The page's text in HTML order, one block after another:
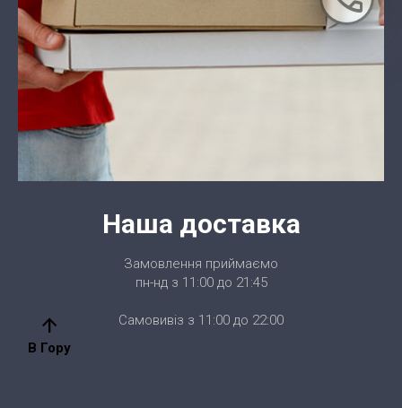
arrow_upward
В Гору
Наша доставка
Замовлення приймаємо
пн-нд з 11:00 до 21:45
Самовивіз з 11:00 до 22:00